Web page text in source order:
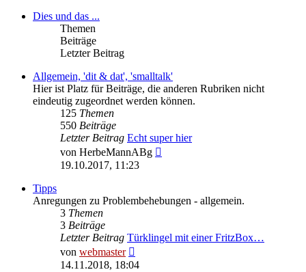
Dies und das ...
Themen
Beiträge
Letzter Beitrag
Allgemein, 'dit & dat', 'smalltalk'
Hier ist Platz für Beiträge, die anderen Rubriken nicht
eindeutig zugeordnet werden können.
125 Themen
550 Beiträge
Letzter Beitrag Echt super hier
von HerbeMannABg
19.10.2017, 11:23
Tipps
Anregungen zu Problembehebungen - allgemein.
3 Themen
3 Beiträge
Letzter Beitrag Türklingel mit einer FritzBox…
von webmaster
Beitrag
14.11.2018, 18:04